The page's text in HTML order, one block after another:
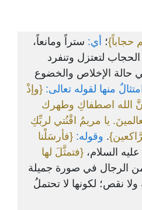
حجاباً}؛ أي: ستراً ومانعاً،
الحجاب لتعتزل وتنفرد
حالة الإخلاص والخضوع
منها لقوله تعالى: {وإذْ
إنَّ الله اصطفاكِ وطهرك
يا مريمُ اقْنُتي لربِّكِ
. وقوله: {فأرسَلْنا
السلام، {فتمثَّلَ لها
الرجال في صورة جميلة
نقص؛ لكونها لا تحتملُ